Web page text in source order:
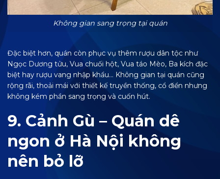
Không gian sang trọng tại quán
Đặc biệt hơn, quán còn phục vụ thêm rượu dân tộc như
Ngọc Dương tửu, Vua chuối hột, Vua táo Mèo, Ba kích đặc
biệt hay rượu vang nhập khẩu… Không gian tại quán cũng
rộng rãi, thoải mái với thiết kế truyền thống, cổ điển nhưng
không kém phần sang trọng và cuốn hút.
9. Cảnh Gù – Quán dê
ngon ở Hà Nội không
nên bỏ lỡ